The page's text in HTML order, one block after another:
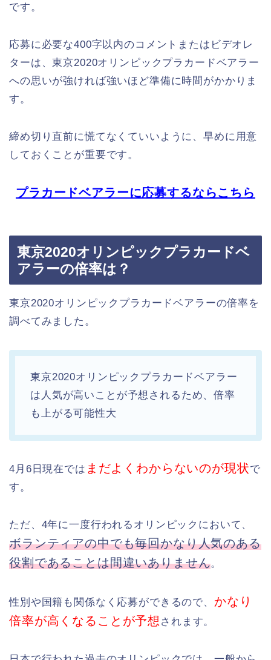
です。
応募に必要な400字以内のコメントまたはビデオレ
ターは、東京2020オリンピックプラカードベアラー
への思いが強ければ強いほど準備に時間がかかりま
す。
締め切り直前に慌てなくていいように、早めに用意
しておくことが重要です。
プラカードベアラーに応募するならこちら
東京2020オリンピックプラカードベ
アラーの倍率は？
東京2020オリンピックプラカードベアラーの倍率を
調べてみました。
東京2020オリンピックプラカードベアラー
は人気が高いことが予想されるため、倍率
も上がる可能性大
4月6日現在では まだよくわからないのが現状で
す。
ただ、4年に一度行われるオリンピックにおいて、
ボランティアの中でも毎回かなり人気のある
役割であることは間違いありません。
性別や国籍も関係なく応募ができるので、 かなり
倍率が高くなることが予想 されます。